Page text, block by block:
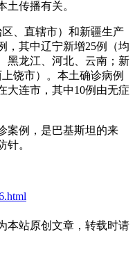
土传播有关。
、直辖市）和新疆生产
，其中辽宁新增25例（均
黑龙江、河北、云南；新
饶市）。本土确诊病例
大连市，其中10例由无症
案例，是巴基斯坦的来
针。
本站原创文章，转载时请